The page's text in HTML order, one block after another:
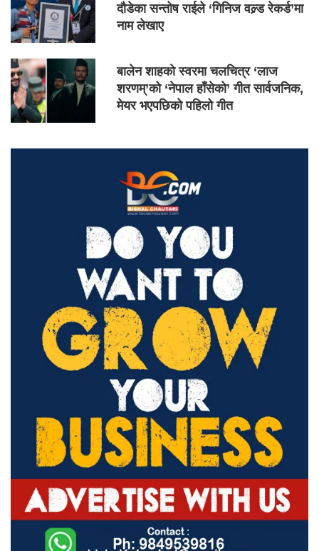
दौडेका सन्तोष राईले ‘गिनिज वल्र्ड रेकर्ड’मा
नाम लेखाए
बालेन शाहको स्वरमा चलचित्र ‘लाज
शरणम्’को ‘नेपाल हाँसेको’ गीत सार्वजनिक,
मेयर भएपछिको पहिलो गीत